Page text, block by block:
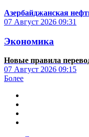
Азербайджанская
07 Август 2026 09:31
Экономика
Новые правила
07 Август 2026 09:15
Более